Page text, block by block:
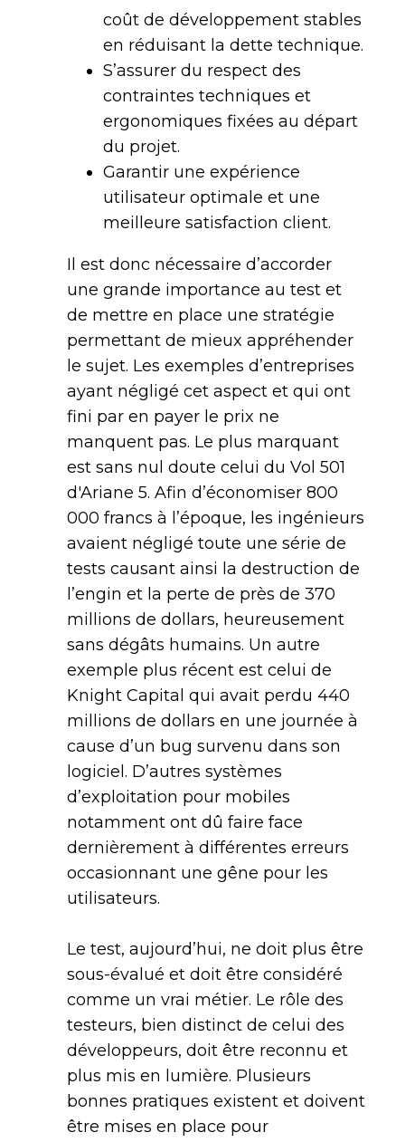
coût de développement stables
en réduisant la dette technique.
S’assurer du respect des
contraintes techniques et
ergonomiques fixées au départ
du projet.
Garantir une expérience
utilisateur optimale et une
meilleure satisfaction client.
Il est donc nécessaire d’accorder
une grande importance au test et
de mettre en place une stratégie
permettant de mieux appréhender
le sujet. Les exemples d’entreprises
ayant négligé cet aspect et qui ont
fini par en payer le prix ne
manquent pas. Le plus marquant
est sans nul doute celui du Vol 501
d'Ariane 5. Afin d’économiser 800
000 francs à l’époque, les ingénieurs
avaient négligé toute une série de
tests causant ainsi la destruction de
l’engin et la perte de près de 370
millions de dollars, heureusement
sans dégâts humains. Un autre
exemple plus récent est celui de
Knight Capital qui avait perdu 440
millions de dollars en une journée à
cause d’un bug survenu dans son
logiciel. D’autres systèmes
d’exploitation pour mobiles
notamment ont dû faire face
dernièrement à différentes erreurs
occasionnant une gêne pour les
utilisateurs.
Le test, aujourd’hui, ne doit plus être
sous-évalué et doit être considéré
comme un vrai métier. Le rôle des
testeurs, bien distinct de celui des
développeurs, doit être reconnu et
plus mis en lumière. Plusieurs
bonnes pratiques existent et doivent
être mises en place pour